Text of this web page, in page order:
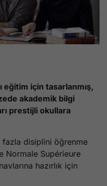
eğitim için tasarlanmış,
akademik bilgi
prestijli okullara
disiplini öğrenme
Normale Supérieure
hazırlık için